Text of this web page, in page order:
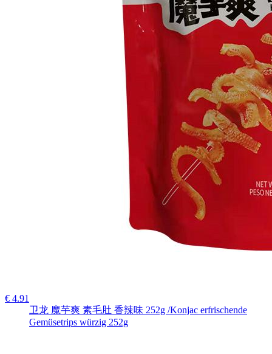
€ 4.91
卫龙 魔芋爽 素毛肚 香辣味 252g /Konjac erfrischende
Gemüsetrips würzig 252g